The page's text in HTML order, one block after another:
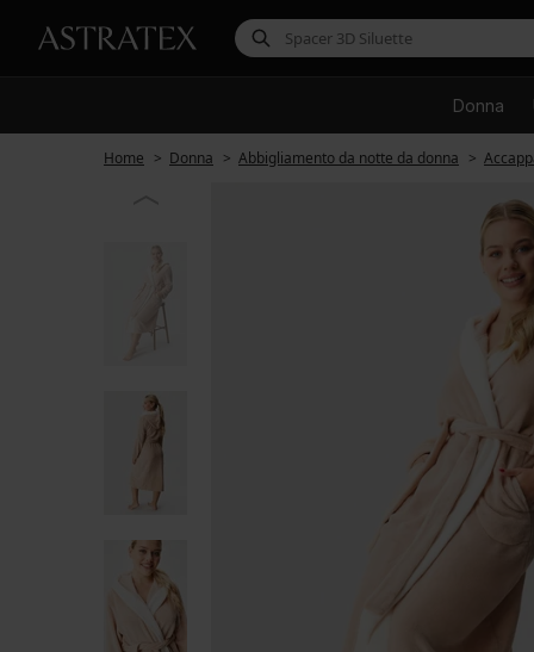
Donna
Home Donna Abbigliamento da notte da donna